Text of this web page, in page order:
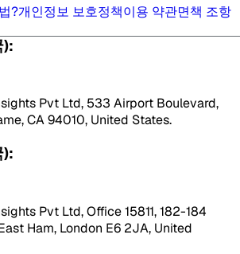
?개인정보 보호정책이용 약관면책 조항
):
Pvt Ltd, 533 Airport Boulevard,
CA 94010, United States.
):
Pvt Ltd, Office 15811, 182-184
Ham, London E6 2JA, United